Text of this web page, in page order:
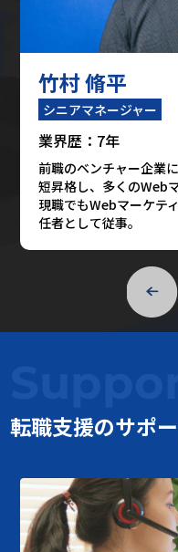
竹村 脩平
シニアマネージャー
業界歴：7年
前職のベンチャー企業
短昇格し、多くのWeb
現職でもWebマーケテ
任者として従事。
転職支援のサポ